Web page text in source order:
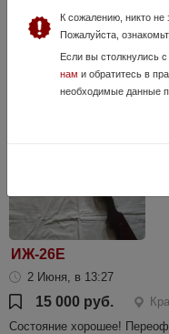
Идеальное состояние,
Продается по причине
ружье итальянской...
ИЖ-26Е
2 Июня, в 13:27
15 000 руб.
Состояние хорошее!
К сожалению, никто не
Пожалуйста,
Если вы столкнулись
нам и обратитесь в
необходимые данные